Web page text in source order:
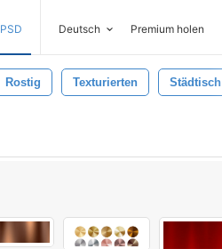
PSD Deutsch Premium holen
Rostig Texturierten Städtisch